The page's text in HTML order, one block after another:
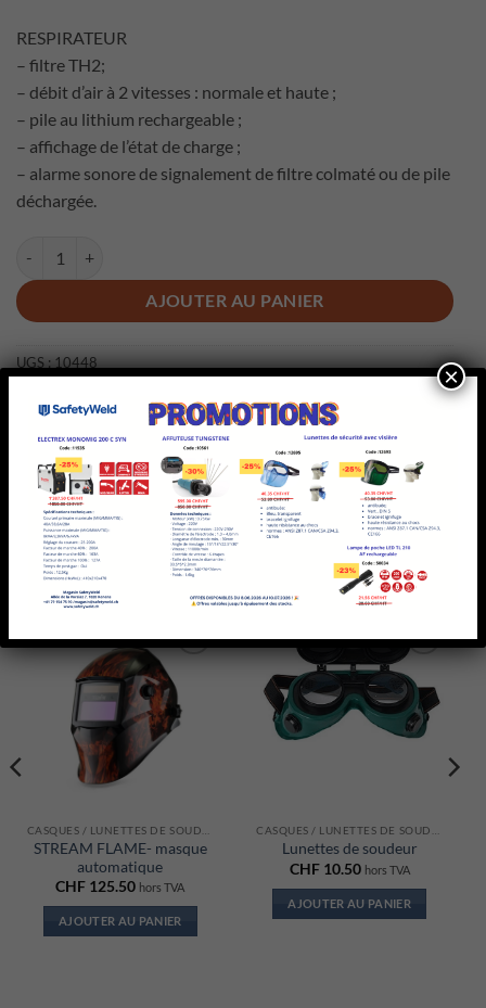
RESPIRATEUR
– filtre TH2;
– débit d’air à 2 vitesses : normale et haute ;
– pile au lithium rechargeable ;
– affichage de l’état de charge ;
– alarme sonore de signalement de filtre colmaté ou de pile
déchargée.
AJOUTER AU PANIER
UGS :10448
PRODUITS SIMILAIRES
Ajouter
à la liste
d’envies
STREAM FLAME- masque
automatique
CHF 125.50 hors TVA
AJOUTER AU PANIER
Ajouter
à la liste
d’envies
Lunettes de soudeur
CHF10.50 hors TVA
AJOUTER AU PANIER
×